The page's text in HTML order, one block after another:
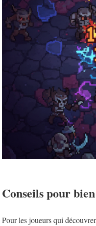
Conseils pour
Pour les joueurs qui